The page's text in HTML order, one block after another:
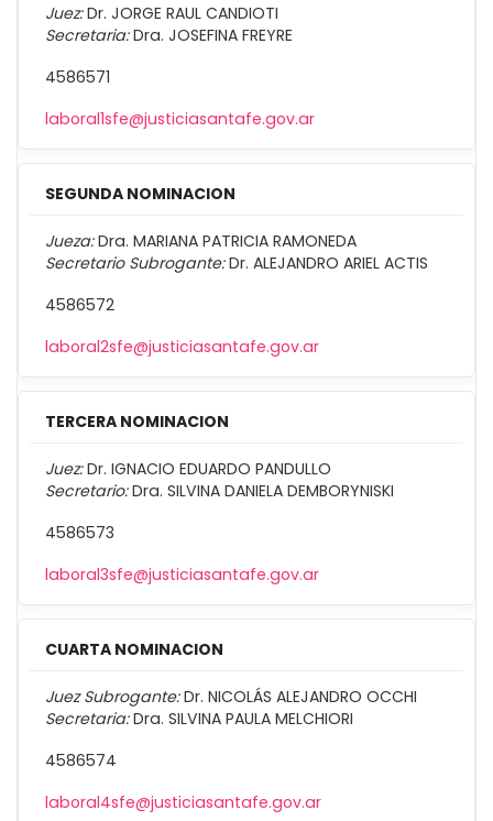
Juez:Dr. JORGE RAUL CANDIOTI
Secretaria:Dra. JOSEFINA FREYRE
4586571
laboral1sfe@justiciasantafe.gov.ar
SEGUNDA NOMINACION
Jueza:Dra. MARIANA PATRICIA RAMONEDA
Secretario Subrogante:Dr. ALEJANDRO ARIEL ACTIS
4586572
laboral2sfe@justiciasantafe.gov.ar
TERCERA NOMINACION
Juez:Dr. IGNACIO EDUARDO PANDULLO
Secretario:Dra. SILVINA DANIELA DEMBORYNISKI
4586573
laboral3sfe@justiciasantafe.gov.ar
CUARTA NOMINACION
Juez Subrogante:Dr. NICOLÁS ALEJANDRO OCCHI
Secretaria:Dra. SILVINA PAULA MELCHIORI
4586574
laboral4sfe@justiciasantafe.gov.ar